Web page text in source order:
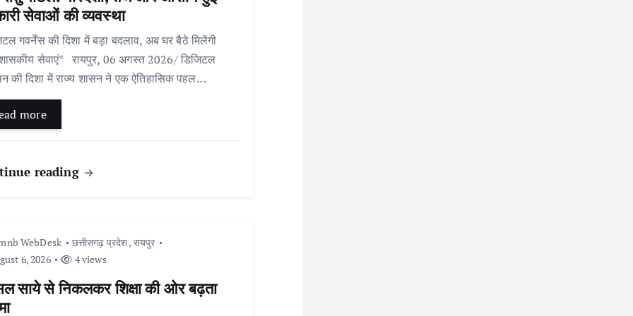
सेवाओं की व्यवस्था
गवर्नेंस की दिशा में बड़ा बदलाव, अब घर बैठे मिलेंगी
सेवाएं* रायपुर, 06 अगस्त 2026/ डिजिटल
की दिशा में राज्य शासन ने एक ऐतिहासिक पहल…
more
reading
WebDesk छत्तीसगढ़ प्रदेश, रायपुर
6, 2026
4 views
साये से निकलकर शिक्षा की ओर बढ़ता